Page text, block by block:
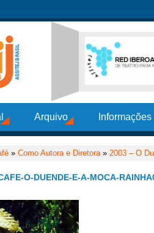
Arquivo
» Como Autora e Diretora» 2003 – O
O-DUENDE-E-A-MOCA-